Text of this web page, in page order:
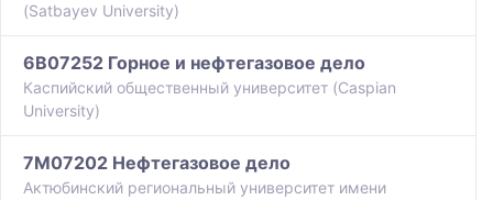
(Satbayev University)
6B07252 Горное и нефтегазовое дело
Каспийский общественный университет (Caspian
University)
7M07202 Нефтегазовое дело
Актюбинский региональный университет имени